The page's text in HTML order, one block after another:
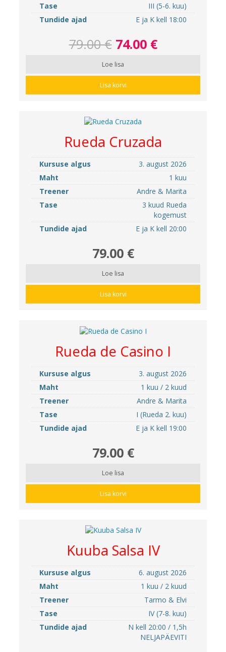
Tase
III (5-6. kuu)
Tundide ajad
E ja K kell 18:00
79.00 € 74.00 €
Loe lisa
Lisa korvi
Rueda Cruzada
Kursuse algus
3. august 2026
Maht
1 kuu
Treener
Andre & Marita
Tase
3 kuud Rueda
kogemust
Tundide ajad
E ja K kell 20:00
79.00 €
Loe lisa
Lisa korvi
Rueda de Casino I
Kursuse algus
3. august 2026
Maht
1 kuu / 2 kuud
Treener
Andre & Marita
Tase
I (Rueda 2. kuu)
Tundide ajad
E ja K kell 19:00
79.00 €
Loe lisa
Lisa korvi
Kuuba Salsa IV
Kursuse algus
6. august 2026
Maht
1 kuu / 2 kuud
Treener
Tarmo & Elvi
Tase
IV (7-8. kuu)
Tundide ajad
N kell 20:00 / 1,5h
NELJAPÄEVITI